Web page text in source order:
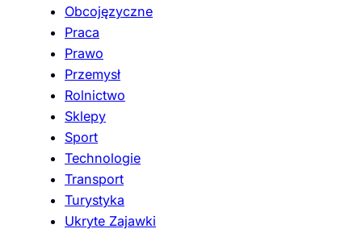
Obcojęzyczne
Praca
Prawo
Przemysł
Rolnictwo
Sklepy
Sport
Technologie
Transport
Turystyka
Ukryte Zajawki